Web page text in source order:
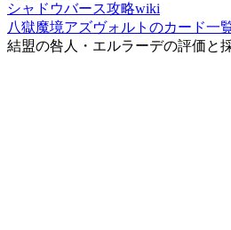
シャドウバース攻略wiki
八獄魔境アズヴォルトのカード一
結盟の咎人・エルラーデの評価と